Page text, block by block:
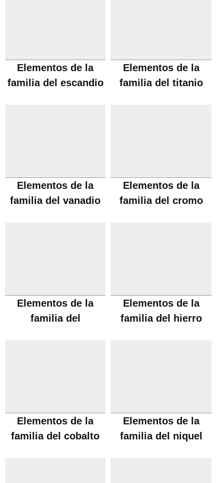
Elementos de la
familia del escandio
Elementos de la
familia del titanio
Elementos de la
familia del vanadio
Elementos de la
familia del cromo
Elementos de la
familia del
Elementos de la
familia del hierro
Elementos de la
familia del cobalto
Elementos de la
familia del niquel